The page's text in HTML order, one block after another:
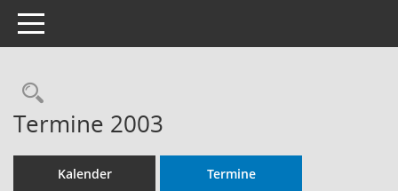
Toggle navigation
Rechercheauswahl
Termine 2003
Kalender Termine